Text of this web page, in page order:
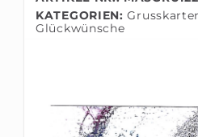
KATEGORIEN:
Glückwünsche